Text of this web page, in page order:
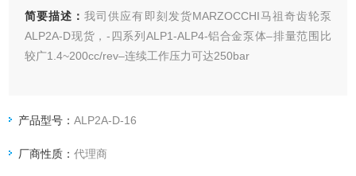
简要描述：我司供应有即刻发货MARZOCCHI马祖奇齿轮泵
ALP2A-D现货，-四系列ALP1-ALP4-铝合金泵体–排量范围比
较广1.4~200cc/rev–连续工作压力可达250bar
产品型号：ALP2A-D-16
厂商性质：代理商